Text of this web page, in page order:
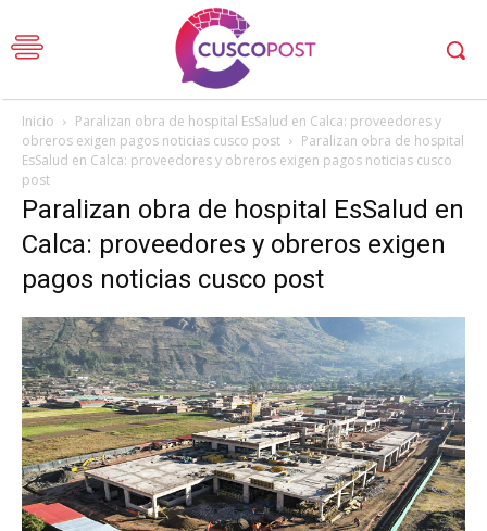
Inicio
Paralizan obra de hospital EsSalud en Calca: proveedores y
obreros exigen pagos noticias cusco post
Paralizan obra de hospital
EsSalud en Calca: proveedores y obreros exigen pagos noticias cusco
post
Paralizan obra de hospital EsSalud en
Calca: proveedores y obreros exigen
pagos noticias cusco post